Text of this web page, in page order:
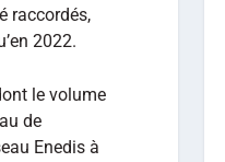
raccordés,
2022.
le volume
de
Enedis à